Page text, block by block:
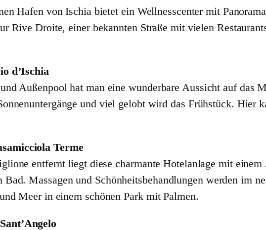
Hafen von Ischia bietet ein Wellnesscenter mit
Rive Droite, einer bekannten Straße mit vielen
d’Ischia
Außenpool hat man eine wunderbare Aussicht auf das
und viel gelobt wird das Frühstück. Hier
Terme
entfernt liegt diese charmante Hotelanlage mit
Massagen und Schönheitsbehandlungen werden im
Meer in einem schönen Park mit Palmen.